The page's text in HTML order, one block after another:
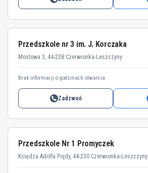
Przedszkole nr 3 im. J. Korczaka
Mostowa 3, 44-238 Czerwionka-Leszczyny
Brak informacji o godzinach otwarcia
Zadzwoń
Przedszkole Nr 1 Promyczek
Księdza Adolfa Pojdy, 44-230 Czerwionka-Leszczyny